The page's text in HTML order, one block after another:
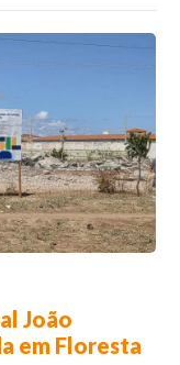
João
em Floresta